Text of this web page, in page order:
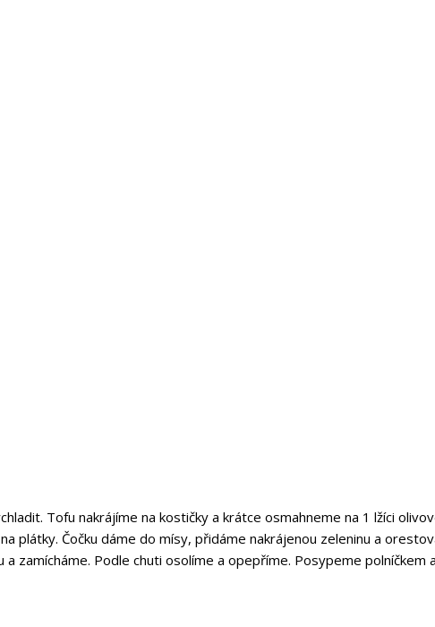
Tofu nakrájíme na kostičky a krátce osmahneme na 1 lžíci
plátky. Čočku dáme do mísy, přidáme nakrájenou zeleninu a
zamícháme. Podle chuti osolíme a opepříme. Posypeme polníčkem